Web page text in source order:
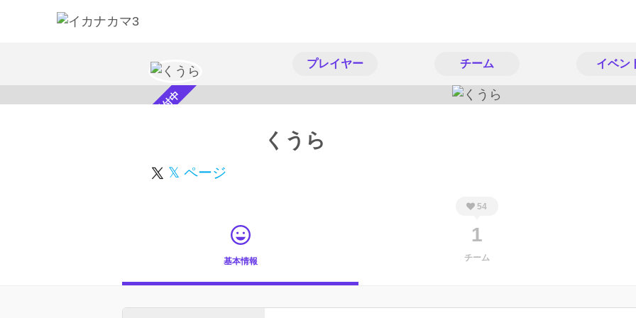
プレイヤー チーム イベン
スカウト受付中 くうら
𝕏 ページ
基本情報
54
1
チーム